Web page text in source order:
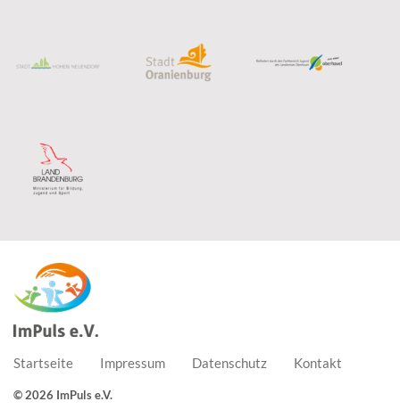
Startseite Impressum Datenschutz Kontakt
© 2026 ImPuls e.V.